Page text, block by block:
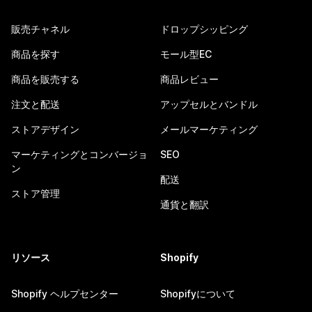
販売チャネル
商品を探す
商品を販売する
注文と配送
ストアデザイン
マーケティングとコンバージョ
ン
ストア管理
ドロップシッピング
モール型EC
商品レビュー
アップセルとバンドル
メールマーケティング
SEO
配送
通貨と翻訳
リソース
Shopify ヘルプセンター
Shopify
Shopifyについて